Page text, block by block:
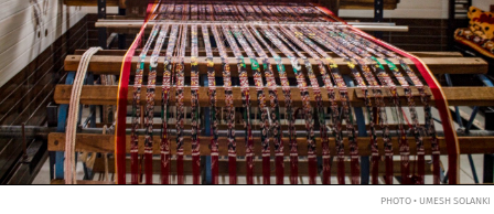
PHOTO • UMESH SOLANKI